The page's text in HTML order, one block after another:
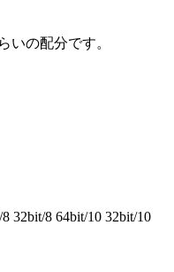
の配分です。
32bit/8 64bit/10 32bit/10